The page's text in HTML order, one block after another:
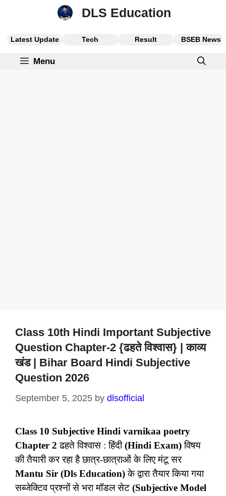
DLS Education
Latest Update Tech Result BSEB News
Menu
Class 10th Hindi Important Subjective
Question Chapter-2 {ढहते विश्वास} | काव्य
खंड | Bihar Board Hindi Subjective
Question 2026
September 5, 2025 by dlsofficial
Class 10 Subjective Hindi varnikaa poetry
Chapter 2 ढहते विश्वास : हिंदी(Hindi Exam)विषय
की तैयारी कर रहा है छात्र-छात्राओं के लिए मंटू सर
Mantu Sir (Dls Education)के द्वारा तैयार किया गया
सब्जेक्टिव प्रश्नों से भरा मॉडल सेट (Subjective Model